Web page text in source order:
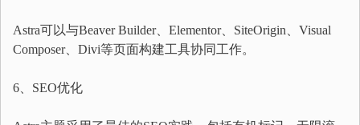
Astra可以与Beaver Builder、Elementor、SiteOrigin、Visual
Composer、Divi等页面构建工具协同工作。
6、SEO优化